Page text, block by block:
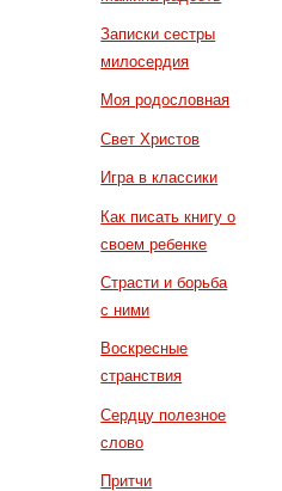
Записки сестры
милосердия
Моя родословная
Свет Христов
Игра в классики
Как писать книгу о
своем ребенке
Страсти и борьба
с ними
Воскресные
странствия
Сердцу полезное
слово
Притчи